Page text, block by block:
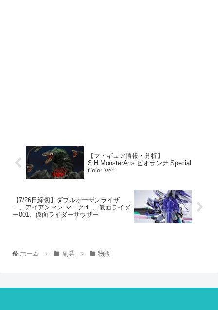
【フィギュア情報・分析】
S.H.MonsterArts ビオランテ Special
Color Ver.
【7/26日締切】ダブルオーザンライザ
ー、アイアンマン マーク１ 、仮面ライダ
ー001、仮面ライダーサウザー
ホーム 副業 物販